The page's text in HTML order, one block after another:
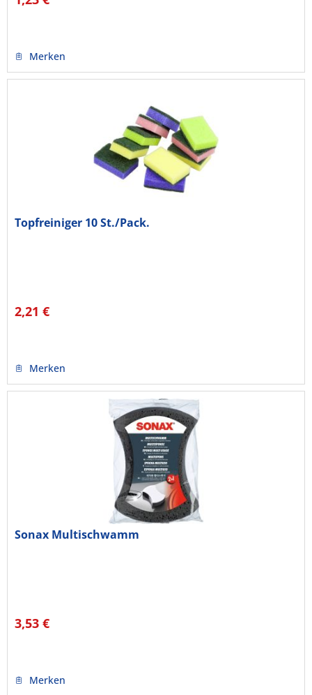
Merken
Topfreiniger 10 St./Pack.
2,21 €
Merken
Sonax Multischwamm
3,53 €
Merken